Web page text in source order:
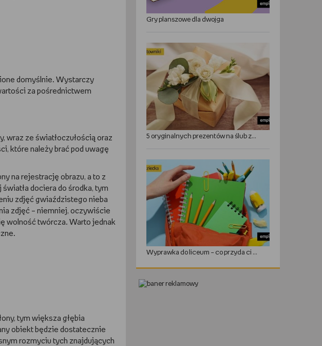
domyślnie. Wystarczy
za pośrednictwem
wraz ze światłoczułością oraz
które należy brać pod uwagę
na rejestrację obrazu, a to z
dociera do środka, tym
zdjęć gwiaździstego nieba
zdjęć – niemniej, oczywiście
wolność twórcza. Warto jednak
tym większa głębia
obiekt będzie dostatecznie
rozmyciu tych znajdujących
Gry planszowe dla dwojga
5 oryginalnych prezentów na ślub zamiast kwiatów
Wyprawka do liceum – co przyda ci się w roku szkolnym?